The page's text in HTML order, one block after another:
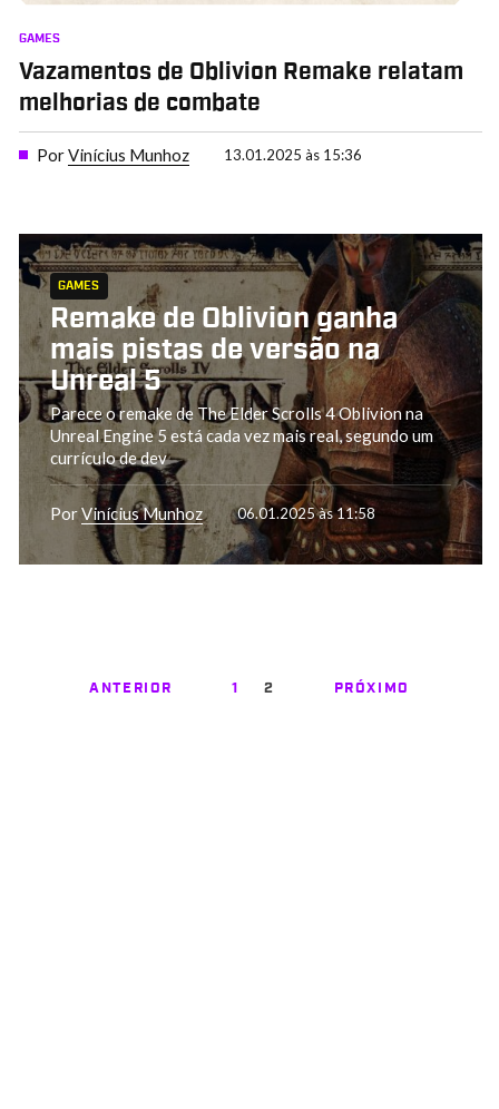
GAMES
Vazamentos de Oblivion Remake relatam
melhorias de combate
PorVinícius Munhoz 13.01.2025 às 15:36
GAMES
Remake de Oblivion ganha
mais pistas de versão na
Unreal 5
Parece o remake de The Elder Scrolls 4 Oblivion na
Unreal Engine 5 está cada vez mais real, segundo um
currículo de dev
PorVinícius Munhoz 06.01.2025 às 11:58
ANTERIOR 1 2 PRÓXIMO